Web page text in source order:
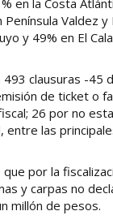
Valdez
y 49% en El
clausuras -45
de ticket o
26 por no
las
por la
y carpas no
millón de pesos.